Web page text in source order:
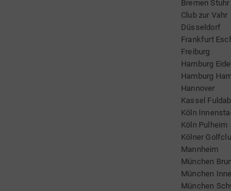
Bremen Stuhr
Club zur Vahr
Düsseldorf
Frankfurt
Freiburg
Hamburg
Hamburg
Hannover
Kassel
Köln
Köln Pulheim
Kölner
Mannheim
München
München
München